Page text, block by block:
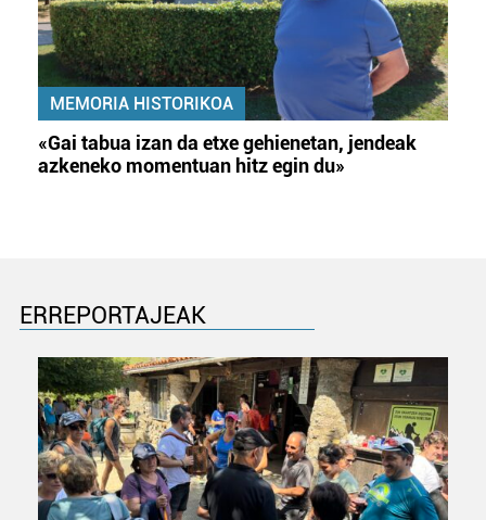
MEMORIA HISTORIKOA
«Gai tabua izan da etxe gehienetan, jendeak
azkeneko momentuan hitz egin du»
ERREPORTAJEAK